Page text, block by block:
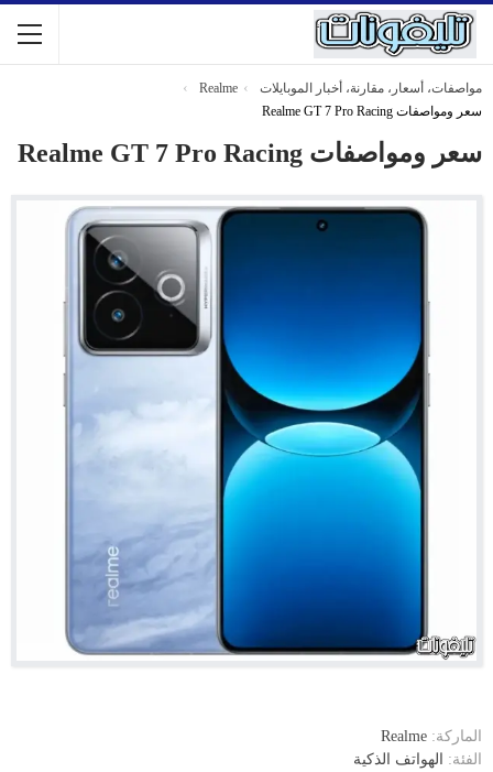
مواصفات، أسعار، مقارنة، أخبار الموبايلات
Realme
سعر ومواصفات Realme GT 7 Pro Racing
سعر ومواصفات Realme GT 7 Pro Racing
الماركة: Realme
الفئة:
الهواتف الذكية